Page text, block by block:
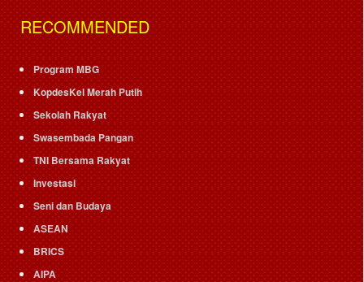
RECOMMENDED
Program MBG
KopdesKel Merah Putih
Sekolah Rakyat
Swasembada Pangan
TNI Bersama Rakyat
Investasi
Seni dan Budaya
ASEAN
BRICS
AIPA